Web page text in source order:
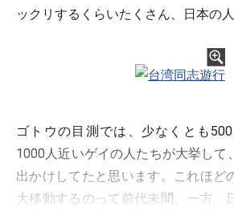
ックリするくらいたくさん、日本の
ゴトウの目測では、少なくとも
1000人近いゲイの人たちが大挙して
出かけしてたと思います。これほど
大移動するのって前代未聞。一方、